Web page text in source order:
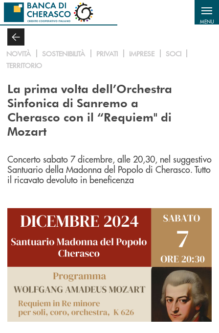
Salta al contenuto principale
MENU
NOVITÀ SOSTENIBILITÀ PRIVATI IMPRESE
SOCI
TERRITORIO
La prima volta dell’Orchestra
Sinfonica di Sanremo a
Cherasco con il “Requiem" di
Mozart
Concerto sabato 7 dicembre, alle 20,30, nel suggestivo
Santuario della Madonna del Popolo di Cherasco. Tutto
il ricavato devoluto in beneficenza